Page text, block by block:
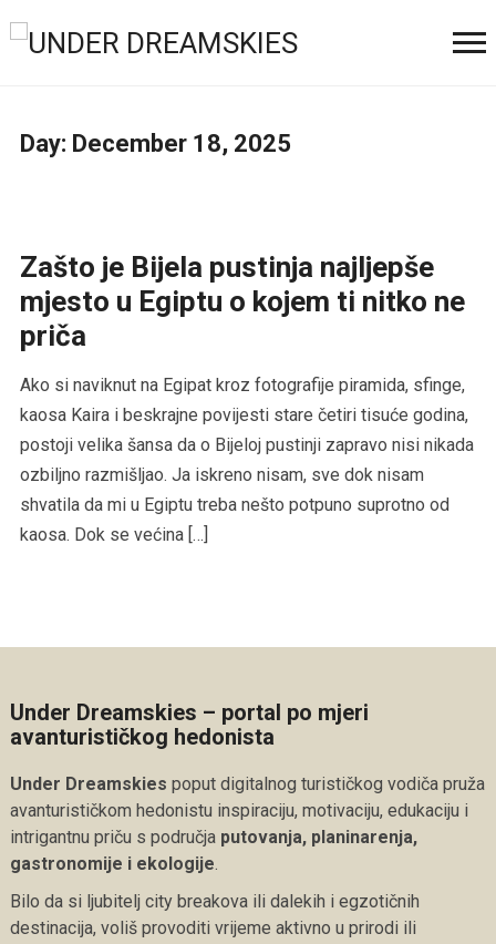
Day: December 18, 2025
Zašto je Bijela pustinja najljepše
mjesto u Egiptu o kojem ti nitko ne
priča
Ako si naviknut na Egipat kroz fotografije piramida, sfinge,
kaosa Kaira i beskrajne povijesti stare četiri tisuće godina,
postoji velika šansa da o Bijeloj pustinji zapravo nisi nikada
ozbiljno razmišljao. Ja iskreno nisam, sve dok nisam
shvatila da mi u Egiptu treba nešto potpuno suprotno od
kaosa. Dok se većina […]
Under Dreamskies – portal po mjeri
avanturističkog hedonista
Under Dreamskies poput digitalnog turističkog vodiča pruža
avanturističkom hedonistu inspiraciju, motivaciju, edukaciju i
intrigantnu priču s područja putovanja, planinarenja,
gastronomije i ekologije
Bilo da si ljubitelj city breakova ili dalekih i egzotičnih
destinacija, voliš provoditi vrijeme aktivno u prirodi ili